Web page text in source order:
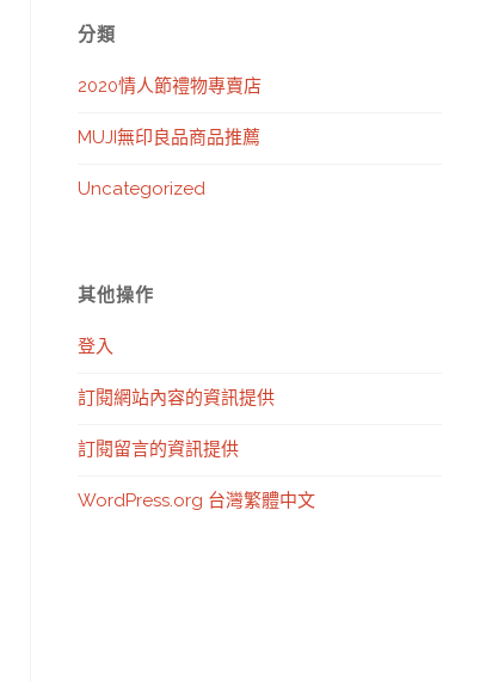
分類
2020情人節禮物專賣店
MUJI無印良品商品推薦
Uncategorized
其他操作
登入
訂閱網站內容的資訊提供
訂閱留言的資訊提供
WordPress.org 台灣繁體中文